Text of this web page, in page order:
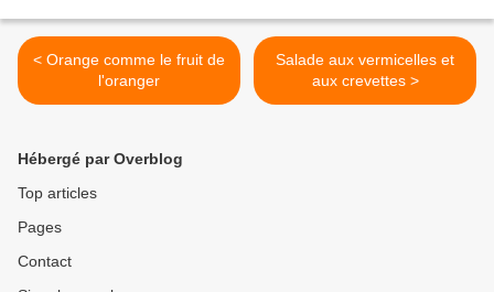
< Orange comme le fruit de
l'oranger
Salade aux vermicelles et
aux crevettes >
Hébergé par Overblog
Top articles
Pages
Contact